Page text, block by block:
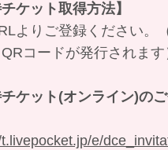
チケット取得方法】
よりご登録ください。
コードが発行されます
ケット(オンライン)の
e/